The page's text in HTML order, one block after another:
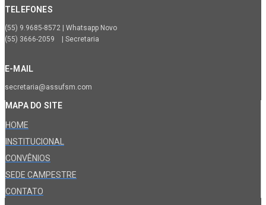
TELEFONES
(55) 9.9685-8572 | Whatsapp Novo
(55) 3666-2059 | Secretaria
E-MAIL
secretaria@assufsm.com
MAPA DO SITE
HOME
INSTITUCIONAL
CONVÊNIOS
SEDE CAMPESTRE
CONTATO